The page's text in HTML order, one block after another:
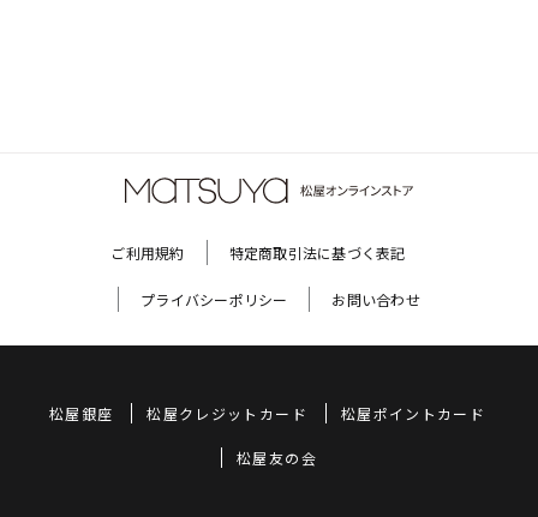
ご利用規約 特定商取引法に基づく表記
プライバシーポリシー お問い合わせ
松屋銀座 松屋クレジットカード 松屋ポイントカード
松屋友の会